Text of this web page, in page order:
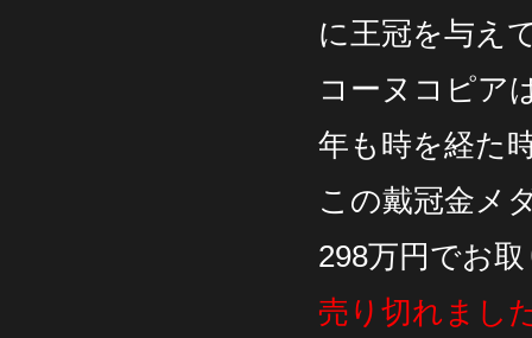
に王冠を与え
コーヌコピア
年も時を経た
この戴冠金メ
298万円でお
売り切れまし